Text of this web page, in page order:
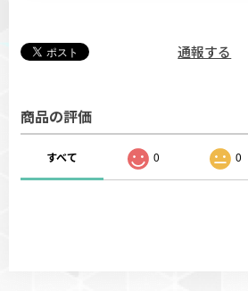
通報する
商品の評価
すべて 0 0